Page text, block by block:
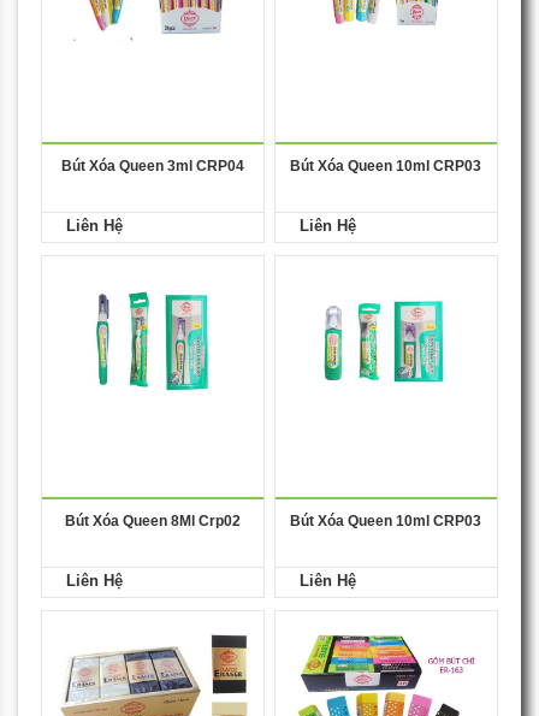
Bút Xóa Queen 3ml CRP04
Liên Hệ
Bút Xóa Queen 10ml CRP03
Liên Hệ
Bút Xóa Queen 8Ml Crp02
Liên Hệ
Bút Xóa Queen 10ml CRP03
Liên Hệ